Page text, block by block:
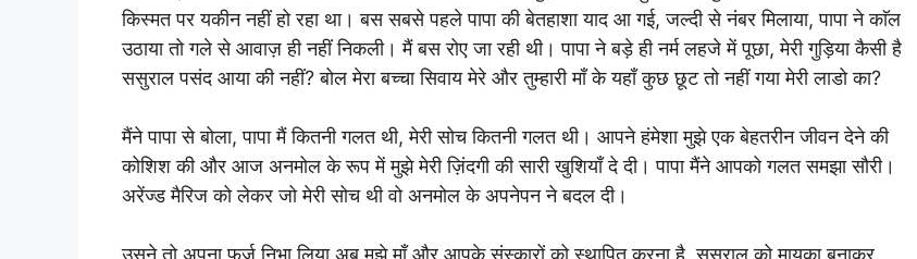
किस्मत पर यकीन नहीं हो रहा था। बस सबसे पहले पापा की बेतहाशा याद आ गई, जल्दी से नंबर मिलाया, पापा ने काॅल
उठाया तो गले से आवाज़ ही नहीं निकली। मैं बस रोए जा रही थी। पापा ने बड़े ही नर्म लहजे में पूछा, मेरी गुड़िया कैसी है
ससुराल पसंद आया की नहीं? बोल मेरा बच्चा सिवाय मेरे और तुम्हारी माँ के यहाँ कुछ छूट तो नहीं गया मेरी लाडो का?
मैंने पापा से बोला, पापा मैं कितनी गलत थी, मेरी सोच कितनी गलत थी। आपने हंमेशा मुझे एक बेहतरीन जीवन देने की
कोशिश की और आज अनमोल के रूप में मुझे मेरी ज़िंदगी की सारी खुशियाँ दे दी। पापा मैंने आपको गलत समझा सौरी।
अरेंज्ड मैरिज को लेकर जो मेरी सोच थी वो अनमोल के अपनेपन ने बदल दी।
उसने तो अपना फ़र्ज़ निभा लिया अब मुझे माँ और आपके संस्कारों को स्थापित करना है, ससुराल को मायका बनाकर,